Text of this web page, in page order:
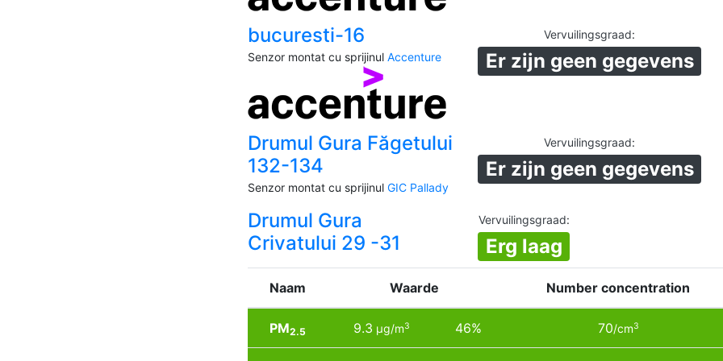
bucuresti-16
Senzor montat cu sprijinul Accenture
Vervuilingsgraad:
Er zijn geen gegevens
Drumul Gura Făgetului
132-134
Senzor montat cu sprijinul GIC Pallady
Vervuilingsgraad:
Er zijn geen gegevens
Drumul Gura
Crivatului 29 -31
Vervuilingsgraad:
Erg laag
Naam Waarde Number concentration
PM2.5 9.3 µg/m3 46% 70/cm3